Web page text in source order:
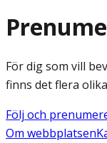
För dig som vill
finns det flera
Följ och
Om webbplatsen